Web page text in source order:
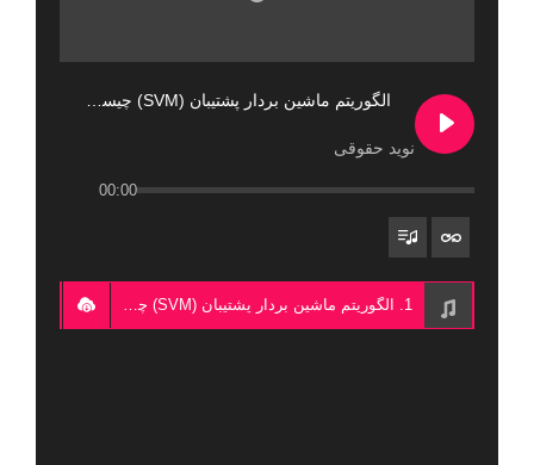
نوید حقوقی
00:00